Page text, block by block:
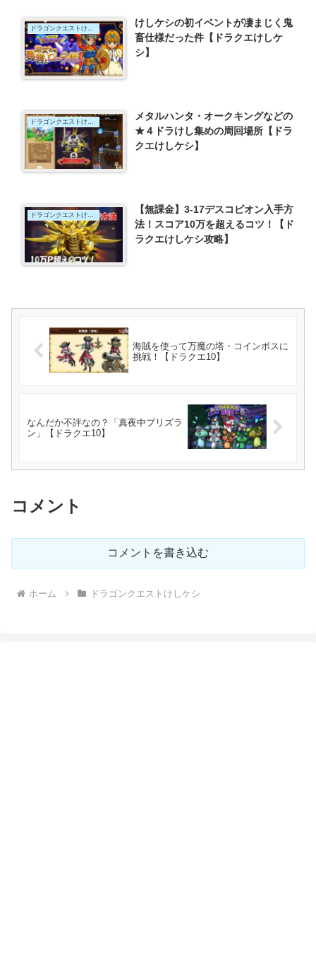
ドラゴンクエストけしケシ
けしケシの初イベントが凄まじく鬼
畜仕様だった件【ドラクエけしケ
シ】
ドラゴンクエストけしケシ
メタルハンタ・オークキングなどの
★４ドラけし集めの周回場所【ドラ
クエけしケシ】
ドラゴンクエストけしケシ
【無課金】3-17デスコピオン入手方
法！スコア10万を超えるコツ！【ド
ラクエけしケシ攻略】
海賊を使って万魔の塔・コインボスに
挑戦！【ドラクエ10】
なんだか不評なの？「真夜中プリズラ
ン」【ドラクエ10】
コメント
コメントを書き込む
ホーム ドラゴンクエストけしケシ